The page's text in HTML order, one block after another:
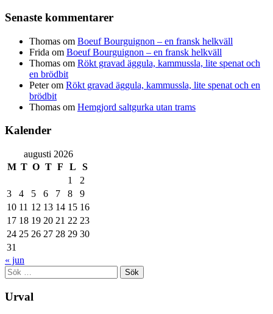
Senaste kommentarer
Thomas om Boeuf Bourguignon – en fransk helkväll
Frida om Boeuf Bourguignon – en fransk helkväll
Thomas om Rökt gravad äggula, kammussla, lite spenat och
en brödbit
Peterom Rökt gravad äggula, kammussla, lite spenat och en
brödbit
Thomas om Hemgjord saltgurka utan trams
Kalender
augusti 2026
M T O T F L
S
1
2
3
4 5 6 7 8
9
10 11 12 13 14 15 16
17 18 19 20 21 22 23
24 25 26 27 28 29 30
31
« jun
Sök
efter:
Urval